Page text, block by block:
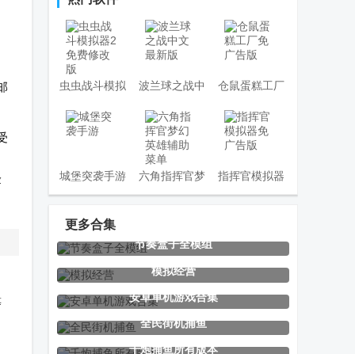
虫虫战斗模拟
器2免费修改
版
波兰球之战中
文最新版
仓鼠蛋糕工厂
免广告版
城堡突袭手游
六角指挥官梦
幻英雄辅助菜
指挥官模拟器
免广告版
基辅罗斯
Rubylands岛
坚守阵地2手
更多合集
节奏盒子全模组
模拟经营
安卓单机游戏合集
全民街机捕鱼
千炮捕鱼所有版本